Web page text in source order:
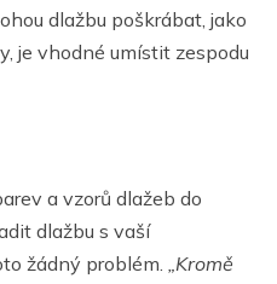
dlažbu poškrábat, jako
je vhodné umístit zespodu
a vzorů dlažeb do
dlažbu s vaší
žádný problém.
„Kromě